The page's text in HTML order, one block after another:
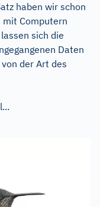
haben wir schon
Computern
sich die
Daten
der Art des